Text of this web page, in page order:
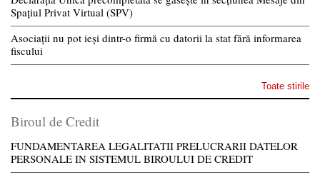
Spațiul Privat Virtual (SPV)
Asociații nu pot ieși dintr-o firmă cu datorii la stat fără informarea
fiscului
Toate stirile
Biroul de Credit
FUNDAMENTAREA LEGALITATII PRELUCRARII DATELOR
PERSONALE IN SISTEMUL BIROULUI DE CREDIT